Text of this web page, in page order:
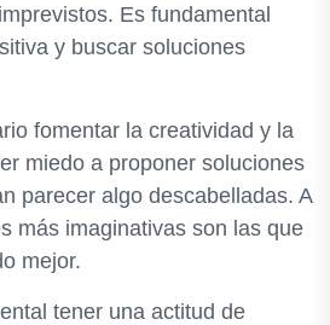
Es fundamental
y buscar soluciones
fomentar la creatividad y la
miedo a proponer soluciones
parecer algo descabelladas. A
más imaginativas son las que
mejor.
tener una actitud de